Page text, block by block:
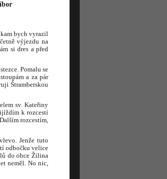
bych vyrazil
výjezdu na
si dres a před
Pomalu se
a za pár
Štramberskou
sv. Kateřiny
k rozcestí
rozcestím,
Jenže tuto
odbočku velice
do obce Žilina
neměl. No nic,